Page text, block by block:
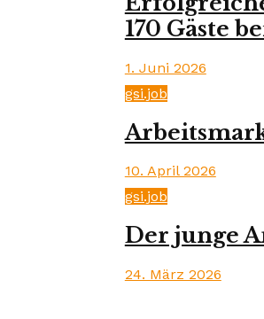
170 Gäste
1. Juni 2026
gsi.job
10. April 2026
gsi.job
Der junge
24. März 2026